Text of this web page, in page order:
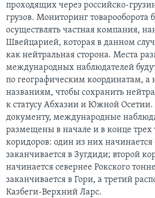
проходящих через российско-
грузов. Мониторинг товарооборота
осуществлять частная компания,
Швейцарией, которая в данном
как нейтральная сторона. Места
международных наблюдателей
по географическим координатам, а
названиям, чтобы сохранить
к статусу Абхазии и Южной Осетии.
документу, международные
размещены в начале и в конце трех
коридоров: один из них начинается
заканчивается в Зугдиди; второй
начинается севернее Рокского
заканчивается в Гори, а третий
Казбеги-Верхний Ларс.